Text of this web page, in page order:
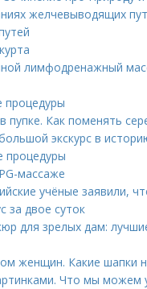
желчевыводящих
лимфодренажный
процедуры
Как поменять
экскурс в
процедуры
массаже
учёные заявили,
за двое суток
для зрелых дам:
женщин. Какие шапки
Что мы можем